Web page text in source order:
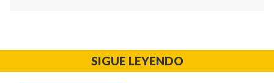
SIGUE LEYENDO